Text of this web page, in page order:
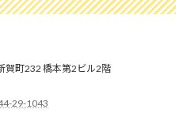
賀町232 橋本第2ビル2階
29-1043